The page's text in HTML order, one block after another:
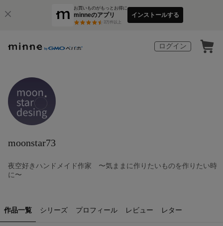
お買いものがもっとお得に
minneのアプリ
3万件以上
インストールする
ログイン
moonstar73
夜空好きハンドメイド作家 〜気ままに作りたいものを作りたい時
に〜
作品一覧 シリーズ プロフィール レビュー レター